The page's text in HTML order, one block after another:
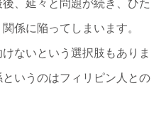
、延々と問題が続き、ひた
係に陥ってしまいます。
ないという選択肢もありま
いうのはフィリピン人との